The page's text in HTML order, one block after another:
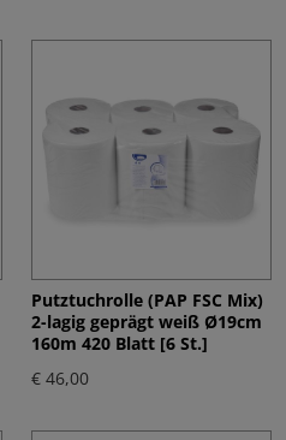
Putztuchrolle (PAP FSC Mix)
2-lagig geprägt weiß Ø19cm
160m 420 Blatt [6 St.]
€ 46,00